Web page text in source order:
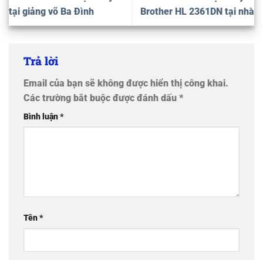
tại giảng võ Ba Đình
Brother HL 2361DN tại nhà
Trả lời
Email của bạn sẽ không được hiển thị công khai.
Các trường bắt buộc được đánh dấu *
Bình luận*
Tên*